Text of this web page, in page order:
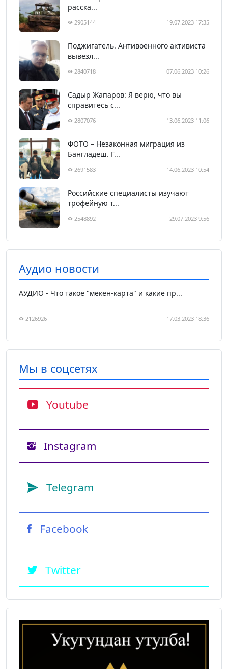
расска...
2905144 19.07.2023 17:35
Поджигатель. Антивоенного активиста
вывезл...
2840718 07.06.2023 10:26
Садыр Жапаров: Я верю, что вы
справитесь с...
2807076 13.06.2023 11:06
ФОТО – Незаконная миграция из
Бангладеш. Г...
2691583 14.06.2023 10:54
Российские специалисты изучают
трофейную т...
2548892 29.07.2023 9:56
Аудио новости
АУДИО - Что такое "мекен-карта" и какие пр...
2126926 17.03.2023 18:36
Мы в соцсетях
Youtube
Instagram
Telegram
Facebook
Twitter